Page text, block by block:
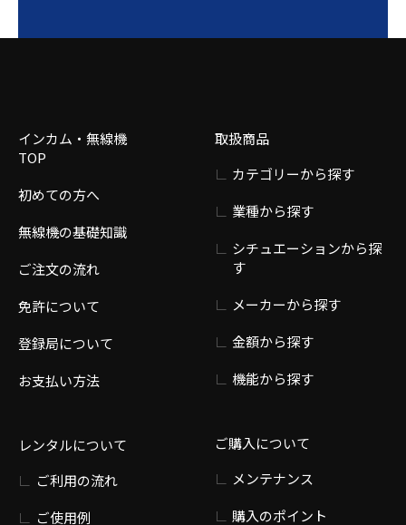
インカム・無線機
TOP
初めての方へ
無線機の基礎知識
ご注文の流れ
免許について
登録局について
お支払い方法
レンタルについて
ご利用の流れ
ご使用例
取扱商品
カテゴリーから探す
業種から探す
シチュエーションから探
す
メーカーから探す
金額から探す
機能から探す
ご購入について
メンテナンス
購入のポイント